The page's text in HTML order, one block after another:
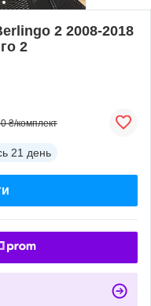
2 2008-2018
2
₴/комплект
21 день